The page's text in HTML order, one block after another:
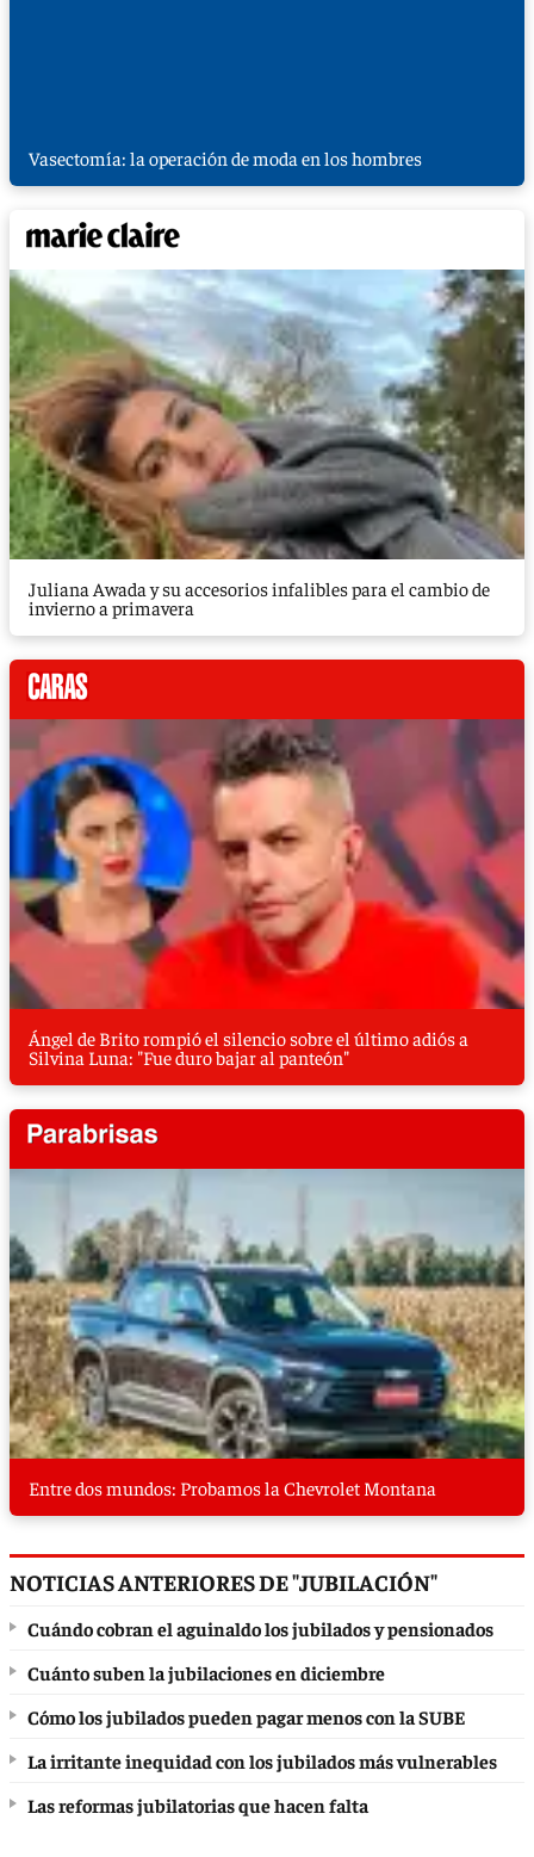
Vasectomía: la operación de moda en los hombres
Juliana Awada y su accesorios infalibles para el cambio de
invierno a primavera
Ángel de Brito rompió el silencio sobre el último adiós a
Silvina Luna: "Fue duro bajar al panteón"
Entre dos mundos: Probamos la Chevrolet Montana
NOTICIAS ANTERIORES DE "JUBILACIÓN"
Cuándo cobran el aguinaldo los jubilados y pensionados
Cuánto suben la jubilaciones en diciembre
Cómo los jubilados pueden pagar menos con la SUBE
La irritante inequidad con los jubilados más vulnerables
Las reformas jubilatorias que hacen falta